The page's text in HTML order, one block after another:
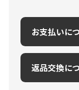
お支払いに
返品交換に